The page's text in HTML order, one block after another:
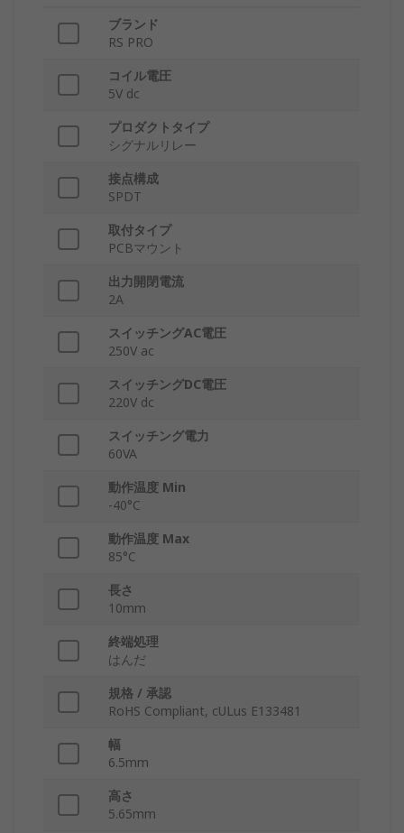
ブランド
RS PRO
コイル電圧
5V dc
プロダクトタイプ
シグナルリレー
接点構成
SPDT
取付タイプ
PCBマウント
出力開閉電流
2A
スイッチングAC電圧
250V ac
スイッチングDC電圧
220V dc
スイッチング電力
60VA
動作温度 Min
-40°C
動作温度 Max
85°C
長さ
10mm
終端処理
はんだ
規格 / 承認
RoHS Compliant, cULus E133481
幅
6.5mm
高さ
5.65mm